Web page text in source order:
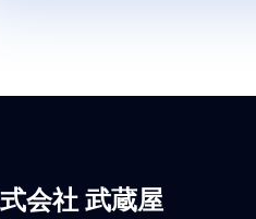
会社 武蔵屋